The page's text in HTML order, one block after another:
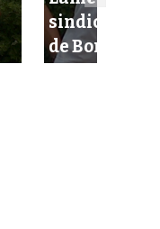
sindicales
de Bonilla